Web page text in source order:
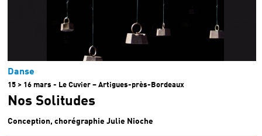
Danse
15 > 16 mars - Le Cuvier – Artigues-près-Bordeaux
Nos Solitudes
Conception, chorégraphie Julie Nioche